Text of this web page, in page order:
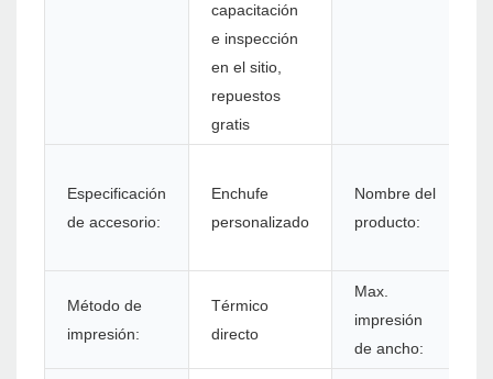
capacitación
e inspección
en el sitio,
repuestos
gratis
Especificación
de accesorio:
Enchufe
personalizado
Nombre del
producto:
Método de
impresión:
Térmico
directo
Max.
impresión
de ancho: